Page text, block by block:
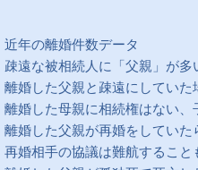
近年の離婚件数データ
疎遠な被相続人に「父親」が多
離婚した父親と疎遠にしていた
離婚した母親に相続権はない、
離婚した父親が再婚をしていた
再婚相手の協議は難航すること